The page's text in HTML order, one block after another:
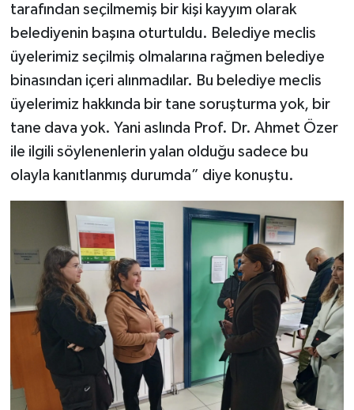
tarafından seçilmemiş bir kişi kayyım olarak
belediyenin başına oturtuldu. Belediye meclis
üyelerimiz seçilmiş olmalarına rağmen belediye
binasından içeri alınmadılar. Bu belediye meclis
üyelerimiz hakkında bir tane soruşturma yok, bir
tane dava yok. Yani aslında Prof. Dr. Ahmet Özer
ile ilgili söylenenlerin yalan olduğu sadece bu
olayla kanıtlanmış durumda” diye konuştu.